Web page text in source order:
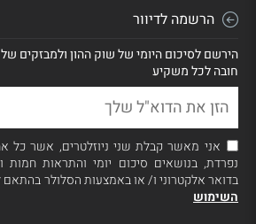
הרשמה לדיוור
הירשם לסיכום היומי של שוק ההון ולמבזקים של
חובה לכל משקיע
אני מאשר קבלת שני ניוזלטרים, אשר כל
נפרדת, בנושאים סיכום יומי והתראות חמות
בדואר אלקטרוני ו/ או באמצעות הסלולר בהתאם
השימוש